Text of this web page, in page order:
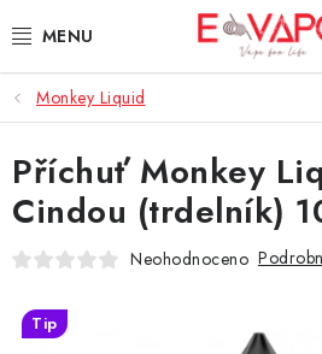
na
3D TISK
TIPY ZA DOBROU CENU
AROMATA A PŘÍCHUTĚ
Monkey Liquid
Příchuť Monkey
Cindou (trdelník)
Neohodnoceno
Tip